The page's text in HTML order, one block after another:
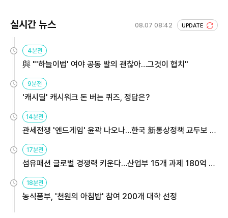
실시간 뉴스 08.07 08:42 UPDATE
4분전
與 "'하늘이법' 여야 공동 발의 괜찮아…그것이 협치"
9분전
'캐시딜' 캐시워크 돈 버는 퀴즈, 정답은?
14분전
관세전쟁 '엔드게임' 윤곽 나오나…한국 新통상정책 교두보 활
17분전
섬유패션 글로벌 경쟁력 키운다…산업부 15개 과제 180억 지
18분전
농식품부, '천원의 아침밥' 참여 200개 대학 선정